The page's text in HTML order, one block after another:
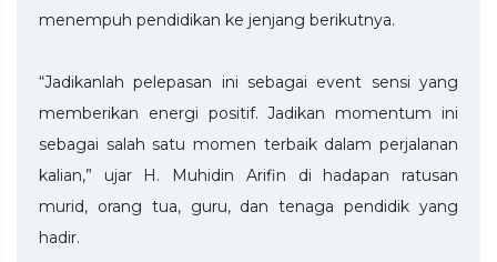
menempuh pendidikan ke jenjang berikutnya.
“Jadikanlah pelepasan ini sebagai event sensi yang
memberikan energi positif. Jadikan momentum ini
sebagai salah satu momen terbaik dalam perjalanan
kalian,” ujar H. Muhidin Arifin di hadapan ratusan
murid, orang tua, guru, dan tenaga pendidik yang
hadir.